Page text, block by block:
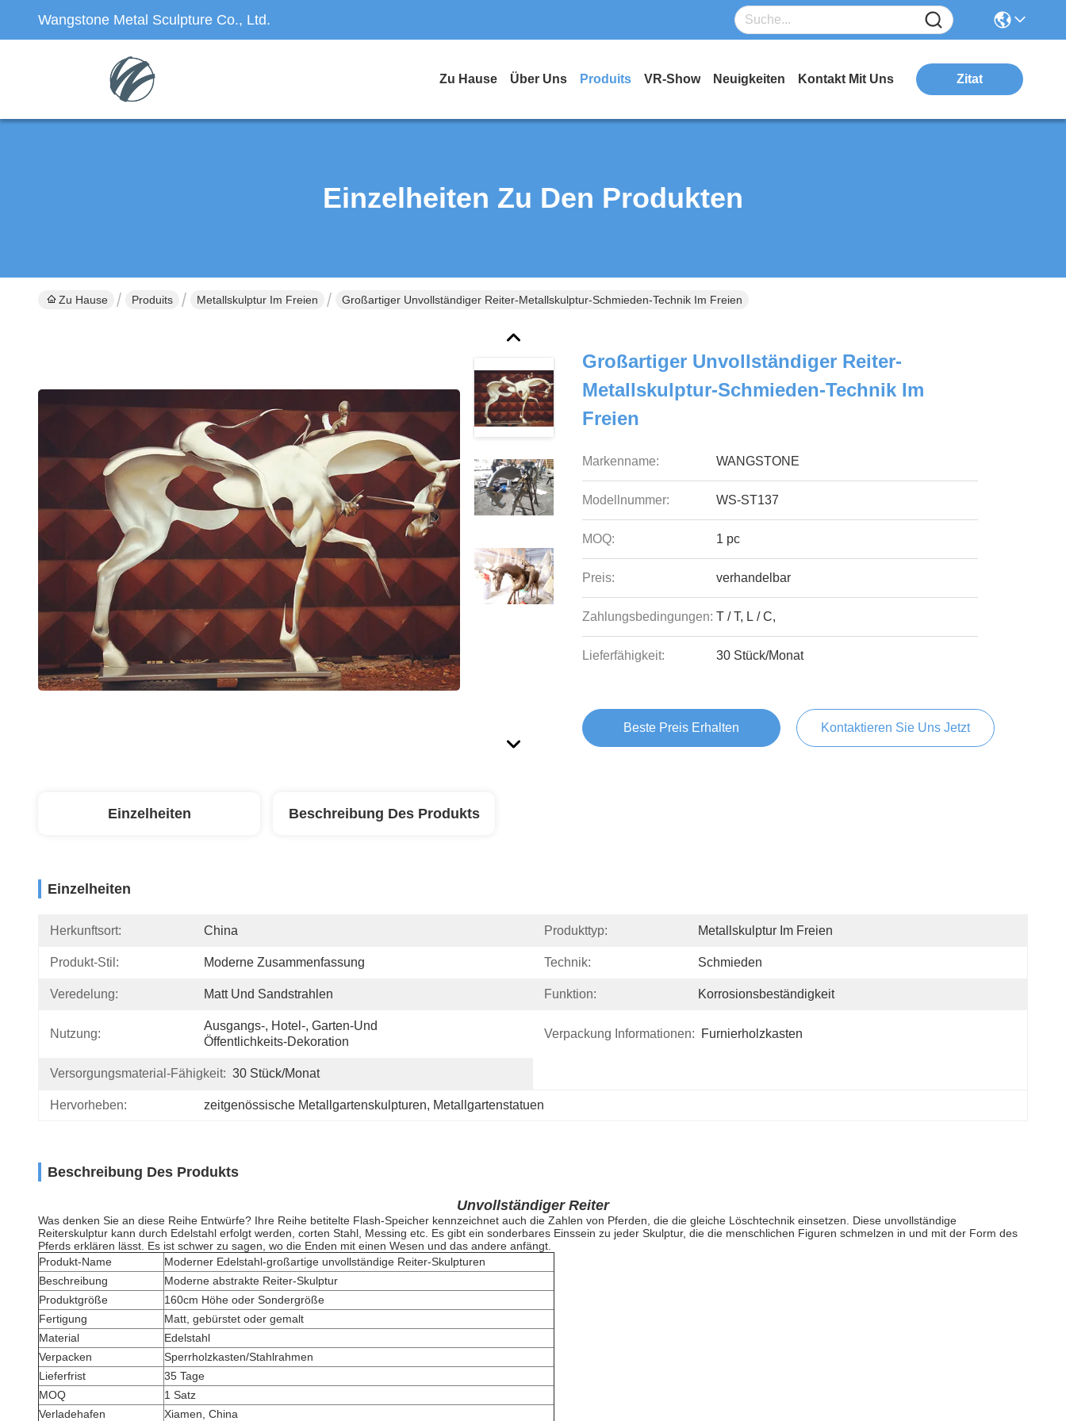
Wangstone Metal Sculpture Co., Ltd.
Zu Hause Über Uns Produits VR-Show Neuigkeiten Kontakt Mit Uns Zitat
Einzelheiten Zu Den Produkten
Zu Hause Produits Metallskulptur Im Freien Großartiger Unvollständiger Reiter-Metallskulptur-Schmieden-Technik Im Freien
Großartiger Unvollständiger Reiter-
Metallskulptur-Schmieden-Technik Im
Freien
Markenname: WANGSTONE
Modellnummer: WS-ST137
MOQ: 1 pc
Preis: verhandelbar
Zahlungsbedingungen: T / T, L / C,
Lieferfähigkeit: 30 Stück/Monat
Beste Preis Erhalten Kontaktieren Sie Uns Jetzt
Einzelheiten Beschreibung Des Produkts
Einzelheiten
Herkunftsort: China Produkttyp: Metallskulptur Im Freien
Produkt-Stil: Moderne Zusammenfassung Technik: Schmieden
Veredelung: Matt Und Sandstrahlen Funktion: Korrosionsbeständigkeit
Nutzung:
Ausgangs-, Hotel-, Garten-Und
Öffentlichkeits-Dekoration
Verpackung Informationen: Furnierholzkasten
Versorgungsmaterial-Fähigkeit: 30 Stück/Monat
Hervorheben: zeitgenössische Metallgartenskulpturen, Metallgartenstatuen
Beschreibung Des Produkts
Unvollständiger Reiter
Was denken Sie an diese Reihe Entwürfe? Ihre Reihe betitelte Flash-Speicher kennzeichnet auch die Zahlen von Pferden, die die gleiche Löschtechnik einsetzen. Diese unvollständige
Reiterskulptur kann durch Edelstahl erfolgt werden, corten Stahl, Messing etc. Es gibt ein sonderbares Einssein zu jeder Skulptur, die die menschlichen Figuren schmelzen in und mit der Form des
Pferds erklären lässt. Es ist schwer zu sagen, wo die Enden mit einen Wesen und das andere anfängt.
Produkt-Name
Moderner Edelstahl-großartige unvollständige Reiter-Skulpturen
Beschreibung
Moderne abstrakte Reiter-Skulptur
Produktgröße
160cm Höhe oder Sondergröße
Fertigung
Matt, gebürstet oder gemalt
Material
Edelstahl
Verpacken
Sperrholzkasten/Stahlrahmen
Lieferfrist
35 Tage
MOQ
1 Satz
Verladehafen
Xiamen, China